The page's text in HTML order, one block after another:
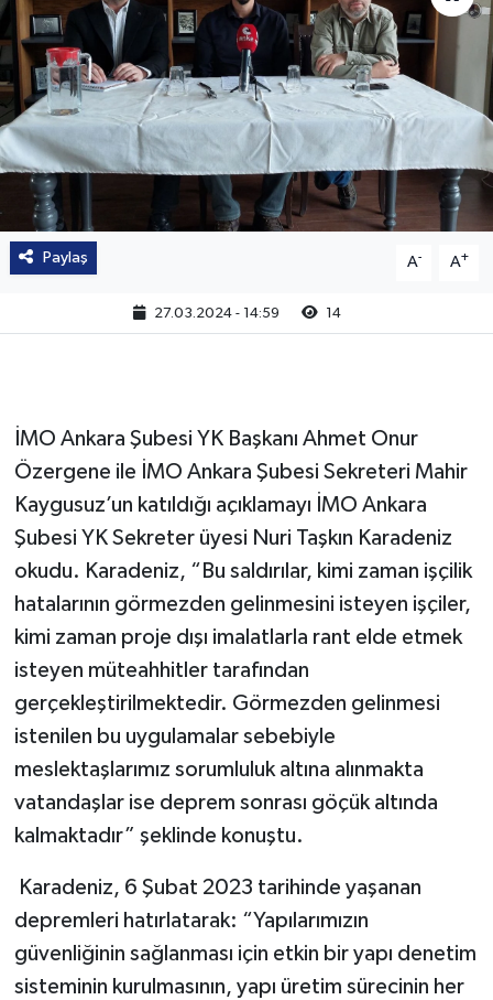
Paylaş A- A+
27.03.2024 - 14:59 14
İMO Ankara Şubesi YK Başkanı Ahmet Onur
Özergene ile İMO Ankara Şubesi Sekreteri Mahir
Kaygusuz’un katıldığı açıklamayı İMO Ankara
Şubesi YK Sekreter üyesi Nuri Taşkın Karadeniz
okudu. Karadeniz, “Bu saldırılar, kimi zaman işçilik
hatalarının görmezden gelinmesini isteyen işçiler,
kimi zaman proje dışı imalatlarla rant elde etmek
isteyen müteahhitler tarafından
gerçekleştirilmektedir. Görmezden gelinmesi
istenilen bu uygulamalar sebebiyle
meslektaşlarımız sorumluluk altına alınmakta
vatandaşlar ise deprem sonrası göçük altında
kalmaktadır” şeklinde konuştu.
Karadeniz, 6 Şubat 2023 tarihinde yaşanan
depremleri hatırlatarak: “Yapılarımızın
güvenliğinin sağlanması için etkin bir yapı denetim
sisteminin kurulmasının, yapı üretim sürecinin her